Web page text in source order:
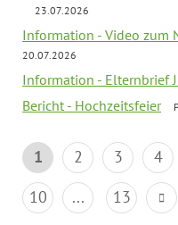
23.07.2026
Information - Video zum
20.07.2026
Information - Elternbrief
Bericht - Hochzeitsfeier
1 2 3 4
10
... 13